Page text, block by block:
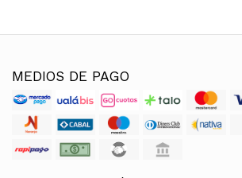
MEDIOS DE PAGO